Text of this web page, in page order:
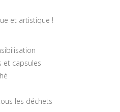
et artistique !
et capsules
les déchets